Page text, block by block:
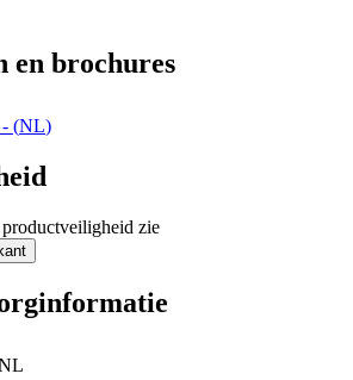
en brochures
- (NL)
zie